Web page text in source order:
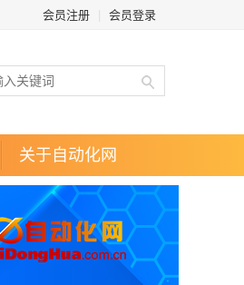
会员注册 会员登录
关于自动化网